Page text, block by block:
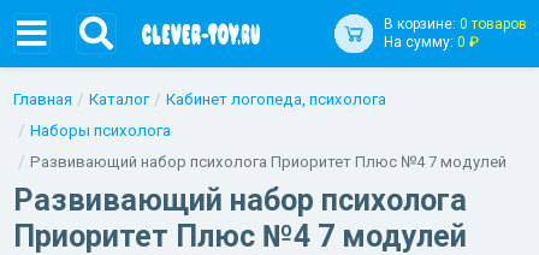
В корзине: 0 товаров
На сумму: 0 ₽
Главная Каталог
Кабинет логопеда, психолога
Наборы психолога
Развивающий набор психолога Приоритет Плюс №4 7 модулей
Развивающий набор психолога
Приоритет Плюс №4 7 модулей